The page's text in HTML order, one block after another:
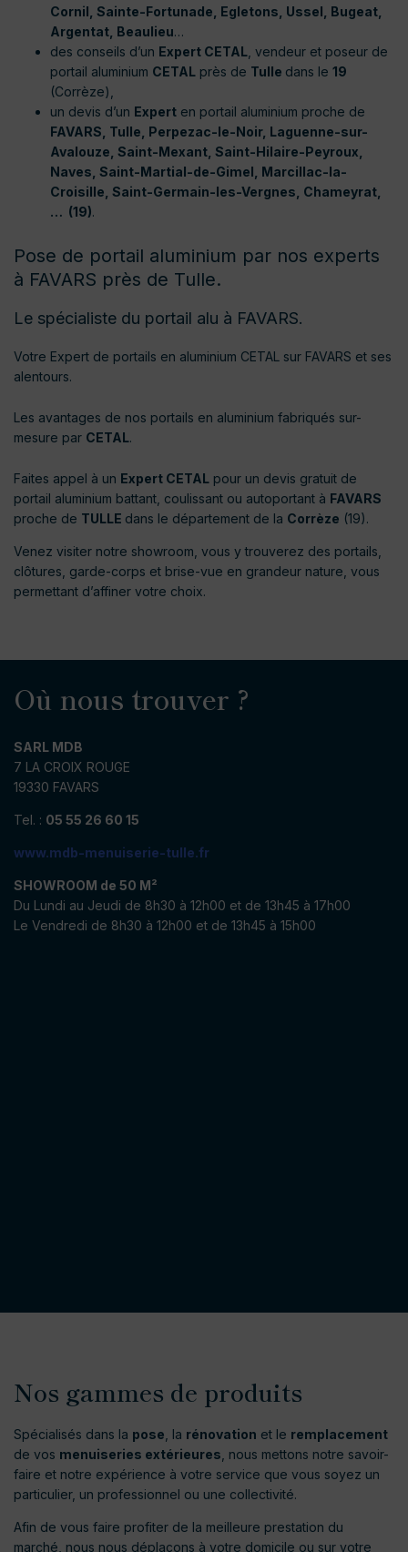
Cornil, Sainte-Fortunade, Egletons, Ussel, Bugeat,
Argentat, Beaulieu…
des conseils d’un Expert CETAL , vendeur et poseur de
portail aluminium CETAL près de Tulle dans le 19
(Corrèze),
un devis d’un Expert en portail aluminium proche de
FAVARS, Tulle, Perpezac-le-Noir, Laguenne-sur-
Avalouze, Saint-Mexant, Saint-Hilaire-Peyroux,
Naves, Saint-Martial-de-Gimel, Marcillac-la-
Croisille, Saint-Germain-les-Vergnes, Chameyrat,
… (19).
Pose de portail aluminium par nos experts
à FAVARS près de Tulle.
Le spécialiste du portail alu à FAVARS.
Votre Expert de portails en aluminium CETAL sur FAVARS et ses
alentours.
Les avantages de nos portails en aluminium fabriqués sur-
mesure par CETAL.
Faites appel à un Expert CETAL pour un devis gratuit de
portail aluminium battant, coulissant ou autoportant à FAVARS
proche de TULLE dans le département de la Corrèze (19).
Venez visiter notre showroom, vous y trouverez des portails,
clôtures, garde-corps et brise-vue en grandeur nature, vous
permettant d’affiner votre choix.
Où nous trouver ?
SARL MDB
7 LA CROIX ROUGE
19330 FAVARS
Tel. : 05 55 26 60 15
www.mdb-menuiserie-tulle.fr
SHOWROOM de 50 M²
Du Lundi au Jeudi de 8h30 à 12h00 et de 13h45 à 17h00
Le Vendredi de 8h30 à 12h00 et de 13h45 à 15h00
Nos gammes de produits
Spécialisés dans la pose , la rénovation et le remplacement
de vos menuiseries extérieures , nous mettons notre savoir-
faire et notre expérience à votre service que vous soyez un
particulier, un professionnel ou une collectivité.
Afin de vous faire profiter de la meilleure prestation du
marché, nous nous déplaçons à votre domicile ou sur votre